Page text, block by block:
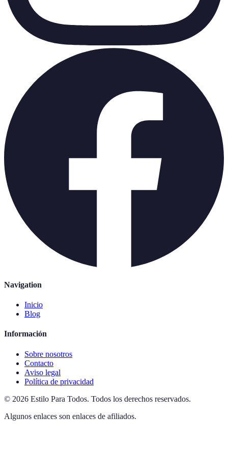
Navigation
Inicio
Blog
Información
Sobre nosotros
Contacto
Aviso legal
Política de privacidad
© 2026 Estilo Para Todos. Todos los derechos reservados.
Algunos enlaces son enlaces de afiliados.